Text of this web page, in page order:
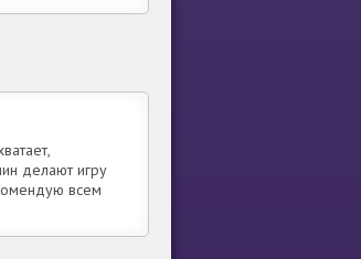
делают игру
всем